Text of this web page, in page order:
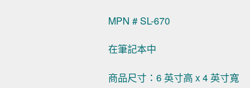
MPN # SL-670
在筆記本中
商品尺寸：6 英寸高 x 4 英寸寬